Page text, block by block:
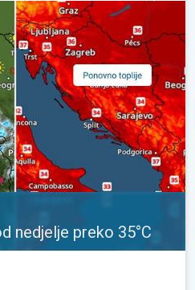
preko 35°C. Stabilnija iduća
nedjelje preko 35°C